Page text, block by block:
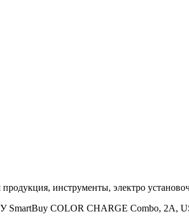
инструменты, электро
SmartBuy COLOR CHARGE Combo, 2А,